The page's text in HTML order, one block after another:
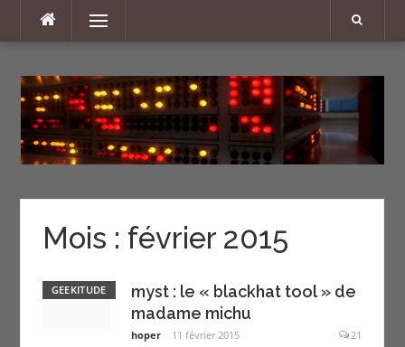
Menu
Mois : février 2015
GEEKITUDE
myst : le « blackhat tool » de
madame michu
hoper 11 février 2015 21